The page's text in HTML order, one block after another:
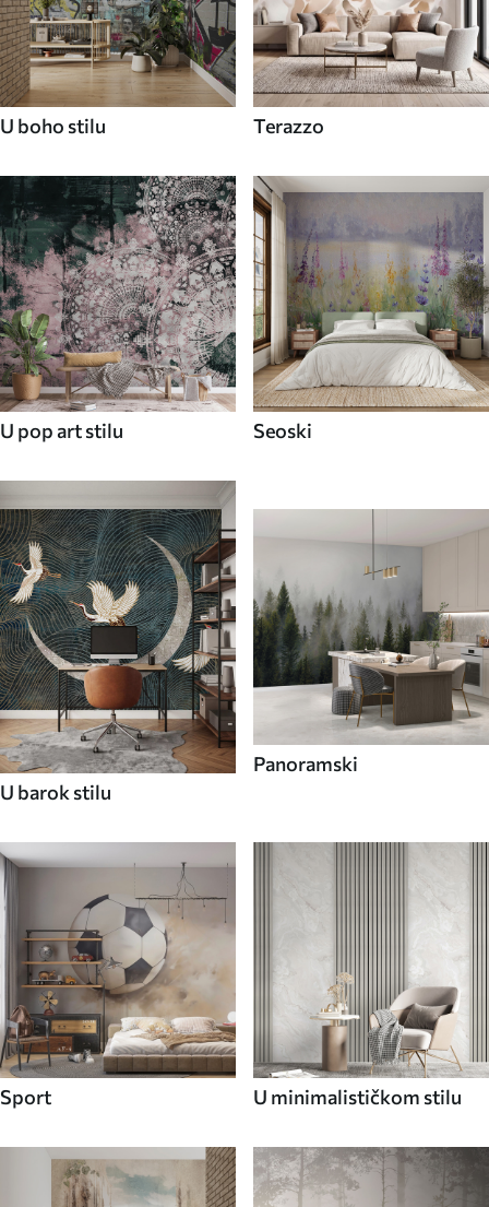
U boho stilu Terazzo
U pop art stilu Seoski
U barok stilu
Panoramski
Sport U minimalističkom stilu